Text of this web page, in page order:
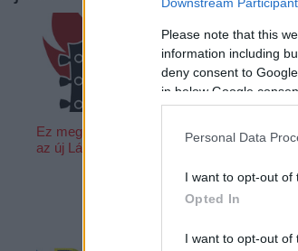
Please note that this
information including
deny consent to
in below Google
Personal Data
I want to opt-out of
Opted In
I want to opt-out of
Ez megy most
az új Lángolón
Káros
EP-je + egy
koncertanyag